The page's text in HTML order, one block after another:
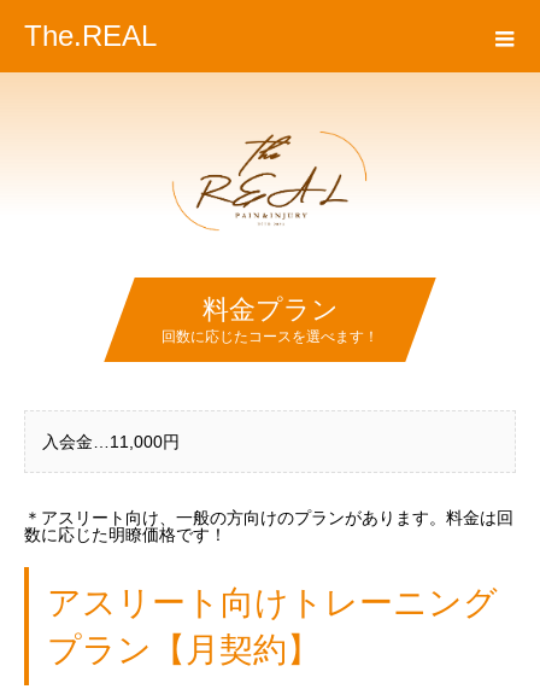
The.REAL
料金プラン
回数に応じたコースを選べます！
入会金…11,000円
＊アスリート向け、一般の方向けのプランがあります。料金は回
数に応じた明瞭価格です！
アスリート向けトレーニング
プラン【月契約】